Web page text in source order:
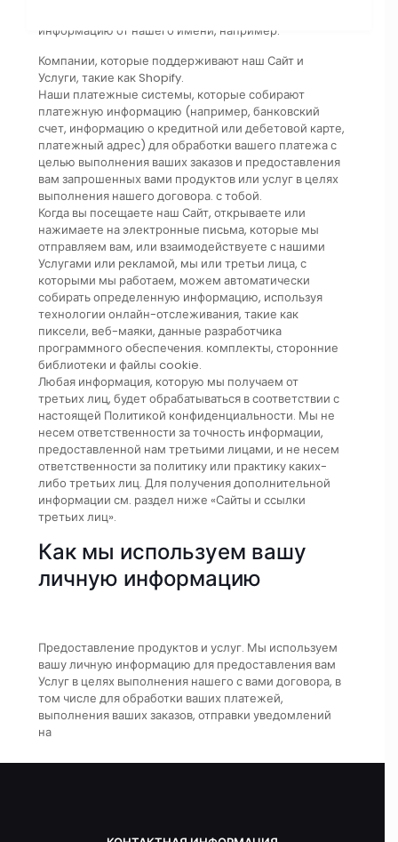
информацию от нашего имени, например:
Компании, которые поддерживают наш Сайт и
Услуги, такие как Shopify.
Наши платежные системы, которые собирают
платежную информацию (например, банковский
счет, информацию о кредитной или дебетовой карте,
платежный адрес) для обработки вашего платежа с
целью выполнения ваших заказов и предоставления
вам запрошенных вами продуктов или услуг в целях
выполнения нашего договора. с тобой.
Когда вы посещаете наш Сайт, открываете или
нажимаете на электронные письма, которые мы
отправляем вам, или взаимодействуете с нашими
Услугами или рекламой, мы или третьи лица, с
которыми мы работаем, можем автоматически
собирать определенную информацию, используя
технологии онлайн-отслеживания, такие как
пиксели, веб-маяки, данные разработчика
программного обеспечения. комплекты, сторонние
библиотеки и файлы cookie.
Любая информация, которую мы получаем от
третьих лиц, будет обрабатываться в соответствии с
настоящей Политикой конфиденциальности. Мы не
несем ответственности за точность информации,
предоставленной нам третьими лицами, и не несем
ответственности за политику или практику каких-
либо третьих лиц. Для получения дополнительной
информации см. раздел ниже «Сайты и ссылки
третьих лиц».
Как мы используем вашу
личную информацию
Предоставление продуктов и услуг. Мы используем
вашу личную информацию для предоставления вам
Услуг в целях выполнения нашего с вами договора, в
том числе для обработки ваших платежей,
выполнения ваших заказов, отправки уведомлений
на